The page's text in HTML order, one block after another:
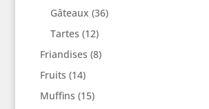
Gâteaux (36)
Tartes (12)
Friandises (8)
Fruits (14)
Muffins (15)